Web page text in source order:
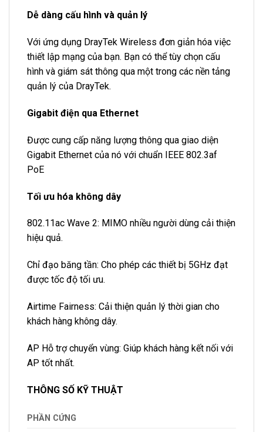
Dễ dàng cấu hình và quản lý
Với ứng dụng DrayTek Wireless đơn giản hóa việc
thiết lập mạng của bạn. Bạn có thể tùy chọn cấu
hình và giám sát thông qua một trong các nền tảng
quản lý của DrayTek.
Gigabit điện qua Ethernet
Được cung cấp năng lượng thông qua giao diện
Gigabit Ethernet của nó với chuẩn IEEE 802.3af
PoE
Tối ưu hóa không dây
802.11ac Wave 2: MIMO nhiều người dùng cải thiện
hiệu quả.
Chỉ đạo băng tần: Cho phép các thiết bị 5GHz đạt
được tốc độ tối ưu.
Airtime Fairness: Cải thiện quản lý thời gian cho
khách hàng không dây.
AP Hỗ trợ chuyển vùng: Giúp khách hàng kết nối với
AP tốt nhất.
THÔNG SỐ KỸ THUẬT
PHẦN CỨNG